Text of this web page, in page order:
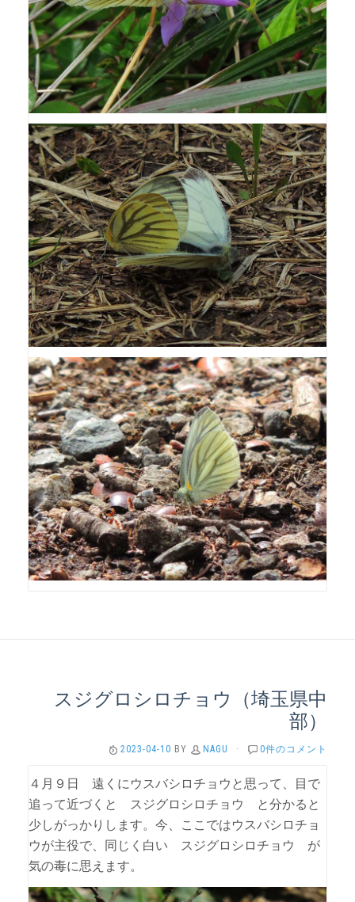
スジグロシロチョウ（埼玉県中
部）
2023-04-10 BY NAGU · 0件のコメント
４月９日 遠くにウスバシロチョウと思って、目で
追って近づくと スジグロシロチョウ と分かると
少しがっかりします。今、ここではウスバシロチョ
ウが主役で、同じく白い スジグロシロチョウ が
気の毒に思えます。